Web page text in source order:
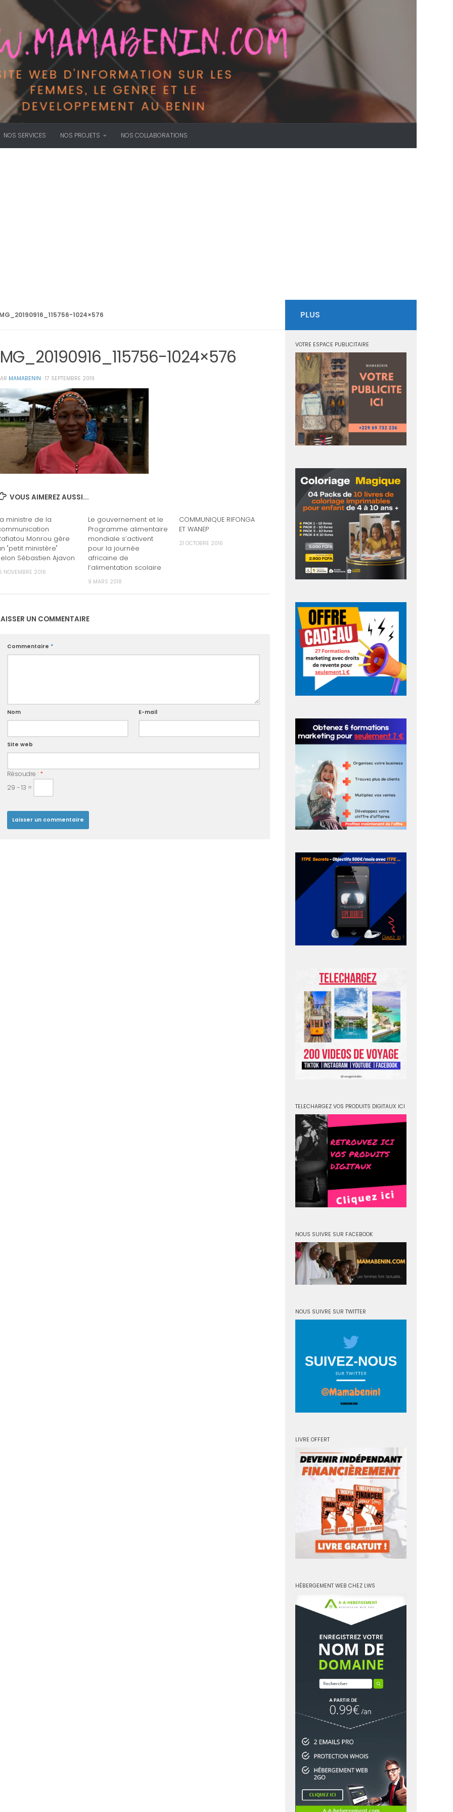
NOS SERVICES NOS PROJETS NOS COLLABORATIONS
1024×576
1024×576
MAMABENIN · 17 SEPTEMBRE 2019
VOUS AIMEREZ AUSSI...
ministre de la
Monrou gère
"petit ministère"
Sébastien Ajavon
NOVEMBRE 2016
Le gouvernement et le
Programme alimentaire
mondiale s’activent
pour la journée
africaine de
l’alimentation scolaire
9 MARS 2018
COMMUNIQUE RIFONGA
ET WANEP
21 OCTOBRE 2016
UN COMMENTAIRE
Commentaire *
Nom E-mail
Site web
Résoudre : *
29 − 13 =
PLUS
VOTRE ESPACE PUBLICITAIRE
TELECHARGEZ VOS PRODUITS DIGITAUX ICI
NOUS SUIVRE SUR FACEBOOK
NOUS SUIVRE SUR TWITTER
LIVRE OFFERT
HÉBERGEMENT WEB CHEZ LWS